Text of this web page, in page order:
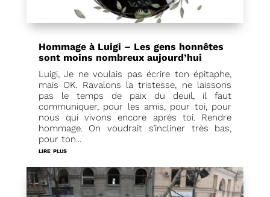
Hommage à Luigi – Les gens honnêtes
sont moins nombreux aujourd’hui
Luigi, Je ne voulais pas écrire ton épitaphe,
mais OK. Ravalons la tristesse, ne laissons
pas le temps de paix du deuil, il faut
communiquer, pour les amis, pour toi, pour
nous qui vivons encore après toi. Rendre
hommage. On voudrait s’incliner très bas,
pour ton...
lire plus